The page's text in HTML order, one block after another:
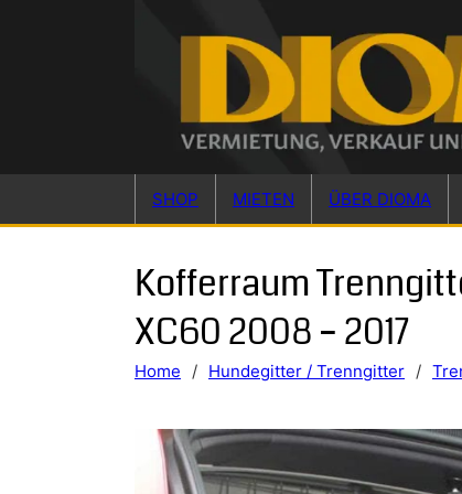
SHOP MIETEN ÜBER DIOMA
Kofferraum
XC60 2008 – 2017
Home / Hundegitter / Trenngitter /